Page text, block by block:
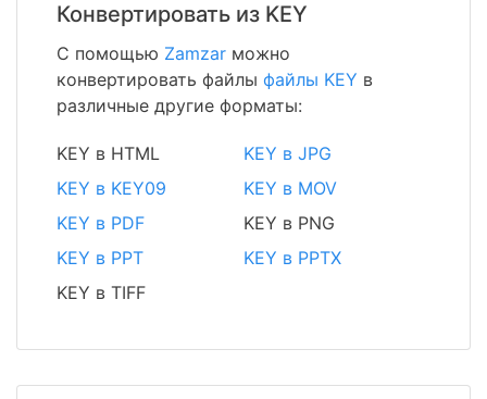
Конвертировать из KEY
С помощью Zamzar можно
конвертировать файлы файлы KEY в
различные другие форматы:
KEY в HTML
KEY в JPG
KEY в KEY09
KEY в MOV
KEY в PDF
KEY в PNG
KEY в PPT
KEY в PPTX
KEY в TIFF